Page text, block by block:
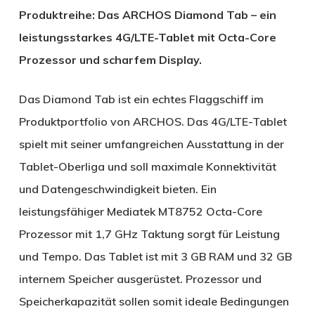
Produktreihe: Das ARCHOS Diamond Tab – ein
leistungsstarkes 4G/LTE-Tablet mit Octa-Core
Prozessor und scharfem Display.
Das Diamond Tab ist ein echtes Flaggschiff im
Produktportfolio von ARCHOS. Das 4G/LTE-Tablet
spielt mit seiner umfangreichen Ausstattung in der
Tablet-Oberliga und soll maximale Konnektivität
und Datengeschwindigkeit bieten. Ein
leistungsfähiger Mediatek MT8752 Octa-Core
Prozessor mit 1,7 GHz Taktung sorgt für Leistung
und Tempo. Das Tablet ist mit 3 GB RAM und 32 GB
internem Speicher ausgerüstet. Prozessor und
Speicherkapazität sollen somit ideale Bedingungen